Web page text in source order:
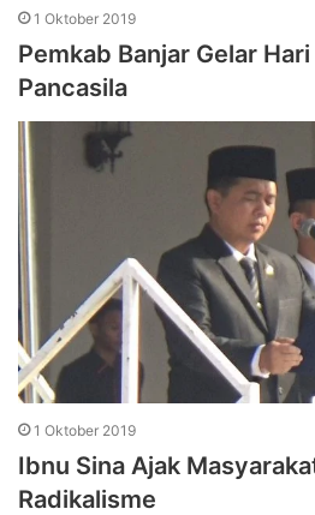
1 Oktober 2019
Pemkab Banjar Gelar
Pancasila
1 Oktober 2019
Ibnu Sina Ajak
Radikalisme